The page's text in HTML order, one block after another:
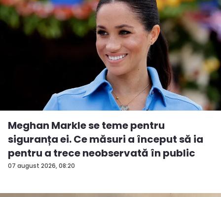
07 august 2026, 08:20
Meghan Markle se teme pentru
siguranța ei. Ce măsuri a început să ia
pentru a trece neobservată în public